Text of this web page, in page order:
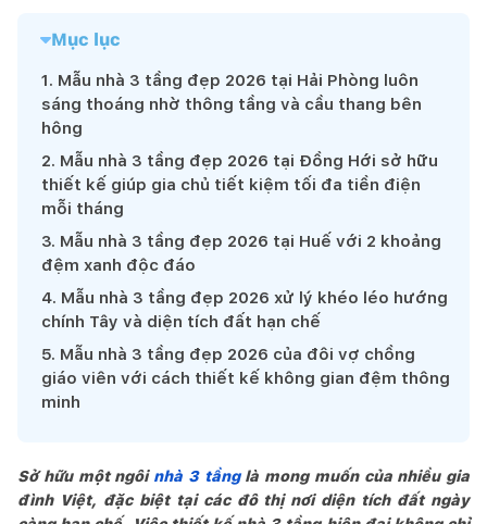
Mục lục
1. Mẫu nhà 3 tầng đẹp 2026 tại Hải Phòng luôn
sáng thoáng nhờ thông tầng và cầu thang bên
hông
2. Mẫu nhà 3 tầng đẹp 2026 tại Đồng Hới sở hữu
thiết kế giúp gia chủ tiết kiệm tối đa tiền điện
mỗi tháng
3. Mẫu nhà 3 tầng đẹp 2026 tại Huế với 2 khoảng
đệm xanh độc đáo
4. Mẫu nhà 3 tầng đẹp 2026 xử lý khéo léo hướng
chính Tây và diện tích đất hạn chế
5. Mẫu nhà 3 tầng đẹp 2026 của đôi vợ chồng
giáo viên với cách thiết kế không gian đệm thông
minh
Sở hữu một ngôi nhà 3 tầnglà mong muốn của nhiều gia
đình Việt, đặc biệt tại các đô thị nơi diện tích đất ngày